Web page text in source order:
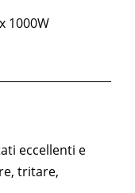
1000W
eccellenti e
tritare,